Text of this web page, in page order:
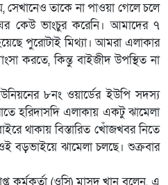
তাকে না পাওয়া গেলে চলে
কেউ ভাংচুর করেনি। আমাদের ৭
পুরোটাই মিথ্যা। আমরা এলাকার
করতে, কিন্তু বাইজীদ উপস্থিত না
৮নং ওয়ার্ডের ইউপি সদস্য
হরিদাসদি এলাকায় একটু ঝামেলা
থাকায় বিস্তারিত খোঁজখবর নিতে
বড়ভাইয়ে ঝামেলা চলছে। শুক্রবার